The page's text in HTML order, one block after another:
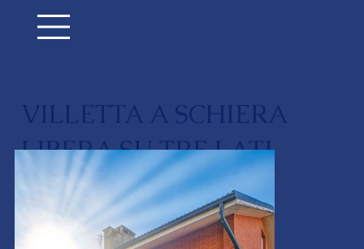
VILLETTA A SCHIERA
LIBERA SU TRE LATI
ZONA BERTOLLA